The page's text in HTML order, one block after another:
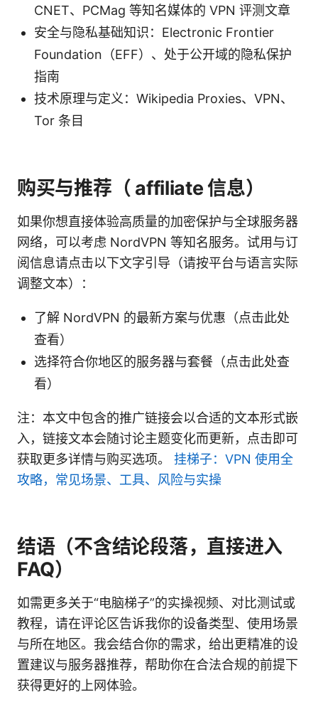
CNET、PCMag 等知名媒体的 VPN 评测文章
安全与隐私基础知识：Electronic Frontier
Foundation（EFF）、处于公开域的隐私保护
指南
技术原理与定义：Wikipedia Proxies、VPN、
Tor 条目
购买与推荐（ affiliate 信息）
如果你想直接体验高质量的加密保护与全球服务器
网络，可以考虑 NordVPN 等知名服务。试用与订
阅信息请点击以下文字引导（请按平台与语言实际
调整文本）：
了解 NordVPN 的最新方案与优惠（点击此处
查看）
选择符合你地区的服务器与套餐（点击此处查
看）
注：本文中包含的推广链接会以合适的文本形式嵌
入，链接文本会随讨论主题变化而更新，点击即可
获取更多详情与购买选项。 挂梯子：VPN 使用全
攻略，常见场景、工具、风险与实操
结语（不含结论段落，直接进入
FAQ）
如需更多关于“电脑梯子”的实操视频、对比测试或
教程，请在评论区告诉我你的设备类型、使用场景
与所在地区。我会结合你的需求，给出更精准的设
置建议与服务器推荐，帮助你在合法合规的前提下
获得更好的上网体验。